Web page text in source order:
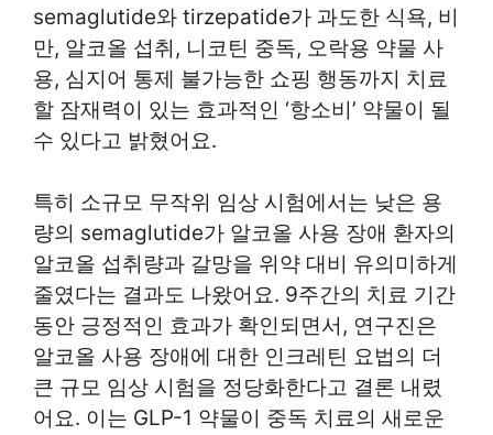
semaglutide와 tirzepatide가 과도한 식욕, 비
만, 알코올 섭취, 니코틴 중독, 오락용 약물 사
용, 심지어 통제 불가능한 쇼핑 행동까지 치료
할 잠재력이 있는 효과적인 ‘항소비’ 약물이 될
수 있다고 밝혔어요.
특히 소규모 무작위 임상 시험에서는 낮은 용
량의 semaglutide가 알코올 사용 장애 환자의
알코올 섭취량과 갈망을 위약 대비 유의미하게
줄였다는 결과도 나왔어요. 9주간의 치료 기간
동안 긍정적인 효과가 확인되면서, 연구진은
알코올 사용 장애에 대한 인크레틴 요법의 더
큰 규모 임상 시험을 정당화한다고 결론 내렸
어요. 이는 GLP-1 약물이 중독 치료의 새로운